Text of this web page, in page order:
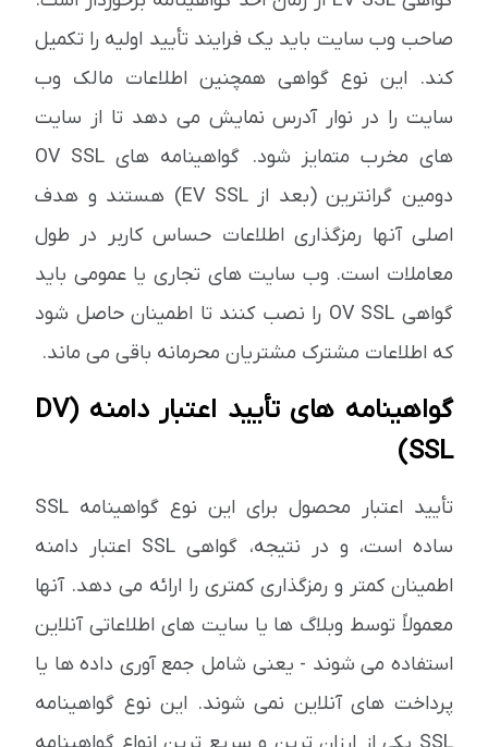
صاحب وب سایت باید یک فرایند تأیید اولیه را تکمیل
کند. این نوع گواهی همچنین اطلاعات مالک وب
سایت را در نوار آدرس نمایش می دهد تا از سایت
های مخرب متمایز شود. گواهینامه های OV SSL
دومین گرانترین (بعد از EV SSL) هستند و هدف
اصلی آنها رمزگذاری اطلاعات حساس کاربر در طول
معاملات است. وب سایت های تجاری یا عمومی باید
گواهی OV SSL را نصب کنند تا اطمینان حاصل شود
که اطلاعات مشترک مشتریان محرمانه باقی می ماند.
گواهینامه های تأیید اعتبار دامنه (DV
SSL)
تأیید اعتبار محصول برای این نوع گواهینامه SSL
ساده است، و در نتیجه، گواهی SSL اعتبار دامنه
اطمینان کمتر و رمزگذاری کمتری را ارائه می دهد. آنها
معمولاً توسط وبلاگ ها یا سایت های اطلاعاتی آنلاین
استفاده می شوند - یعنی شامل جمع آوری داده ها یا
پرداخت های آنلاین نمی شوند. این نوع گواهینامه